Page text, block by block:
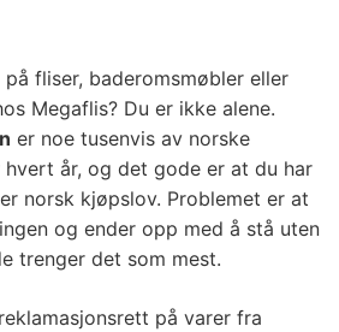
fliser, baderomsmøbler eller
Megaflis? Du er ikke alene.
er noe tusenvis av norske
år, og det gode er at du har
norsk kjøpslov. Problemet er at
og ender opp med å stå uten
trenger det som mest.
på varer fra